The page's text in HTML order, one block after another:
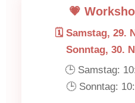
💗
🗓️ Samstag, 29.
Sonntag, 30.
🕒 Samstag:
🕒 Sonntag: